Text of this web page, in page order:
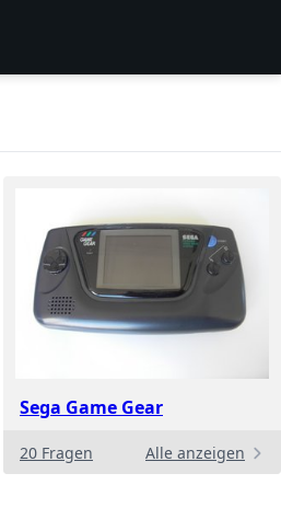
Sega Game Gear
20 Fragen Alle anzeigen